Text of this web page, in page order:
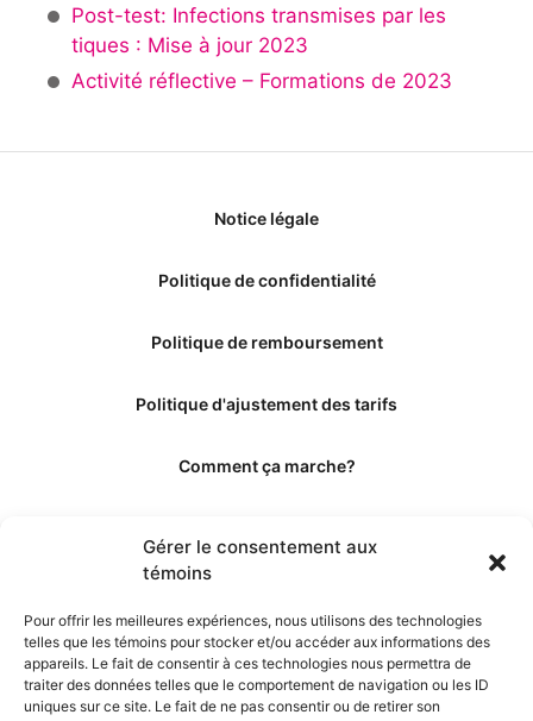
Gérer le consentement aux
témoins
Pour offrir les meilleures expériences, nous utilisons des technologies
telles que les témoins pour stocker et/ou accéder aux informations des
appareils. Le fait de consentir à ces technologies nous permettra de
traiter des données telles que le comportement de navigation ou les ID
uniques sur ce site. Le fait de ne pas consentir ou de retirer son
Post-test: Infections transmises par les
tiques : Mise à jour 2023
Activité réflective – Formations de 2023
Notice légale
Politique de confidentialité
Politique de remboursement
Politique d'ajustement des tarifs
Comment ça marche?
Les éditeurs
Les experts et collaborateurs